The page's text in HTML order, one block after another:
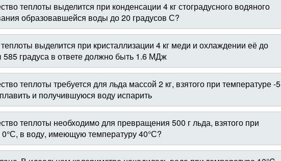
теплоты выделится при конденсации 4 кг стоградусного водяного
образовавшейся воды до 20 градусов С?
выделится при кристаллизации 4 кг меди и охлаждении её до
585 градуса в ответе должно быть 1.6 МДж
теплоты требуется для льда массой 2 кг, взятого при температуре -5
и получившуюся воду испарить
теплоты необходимо для превращения 500 г льда, взятого при
0°С, в воду, имеющую температуру 40°С?